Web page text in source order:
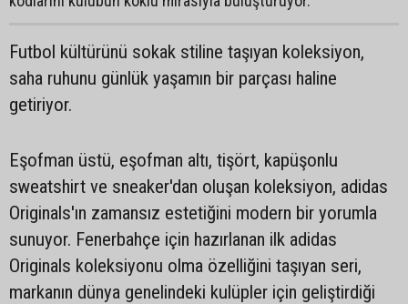
Futbol kültürünü sokak stiline taşıyan koleksiyon,
saha ruhunu günlük yaşamın bir parçası haline
getiriyor.
Eşofman üstü, eşofman altı, tişört, kapüşonlu
sweatshirt ve sneaker'dan oluşan koleksiyon, adidas
Originals'ın zamansız estetiğini modern bir yorumla
sunuyor. Fenerbahçe için hazırlanan ilk adidas
Originals koleksiyonu olma özelliğini taşıyan seri,
markanın dünya genelindeki kulüpler için geliştirdiği